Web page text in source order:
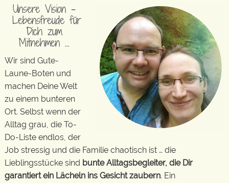
Unsere Vision –
Lebensfreude für
Dich zum
Mitnehmen …
Wir sind Gute-
Laune-Boten und
machen Deine Welt
zu einem bunteren
Ort. Selbst wenn der
Alltag grau, die To-
Do-Liste endlos, der
Job stressig und die Familie chaotisch ist … die
Lieblingsstücke sind bunte Alltagsbegleiter, die Dir
garantiert ein Lächeln ins Gesicht zaubern. Ein